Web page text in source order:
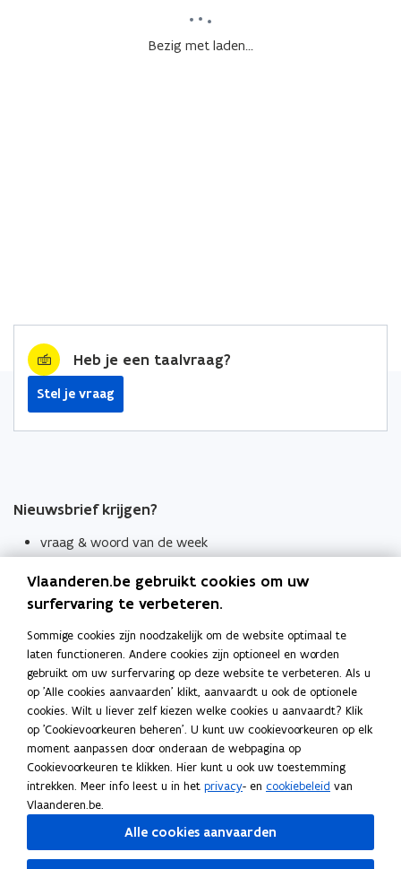
Bezig met laden...
Heb je een taalvraag?
Stel je vraag
Nieuwsbrief krijgen?
vraag & woord van de week
Schrijf je in
Thema's
Taaladviezen
Spellingregels
Tips voor duidelijke taal
Bekijk ook
Spellingtests
Boek- en webwijzer
Vlaanderen.be gebruikt cookies om uw
surfervaring te verbeteren.
Sommige cookies zijn noodzakelijk om de website optimaal te
laten functioneren. Andere cookies zijn optioneel en worden
gebruikt om uw surfervaring op deze website te verbeteren. Als u
op 'Alle cookies aanvaarden' klikt, aanvaardt u ook de optionele
cookies. Wilt u liever zelf kiezen welke cookies u aanvaardt? Klik
op 'Cookievoorkeuren beheren'. U kunt uw cookievoorkeuren op elk
moment aanpassen door onderaan de webpagina op
Cookievoorkeuren te klikken. Hier kunt u ook uw toestemming
intrekken. Meer info leest u in het privacy- en cookiebeleid van
Vlaanderen.be.
Alle cookies aanvaarden